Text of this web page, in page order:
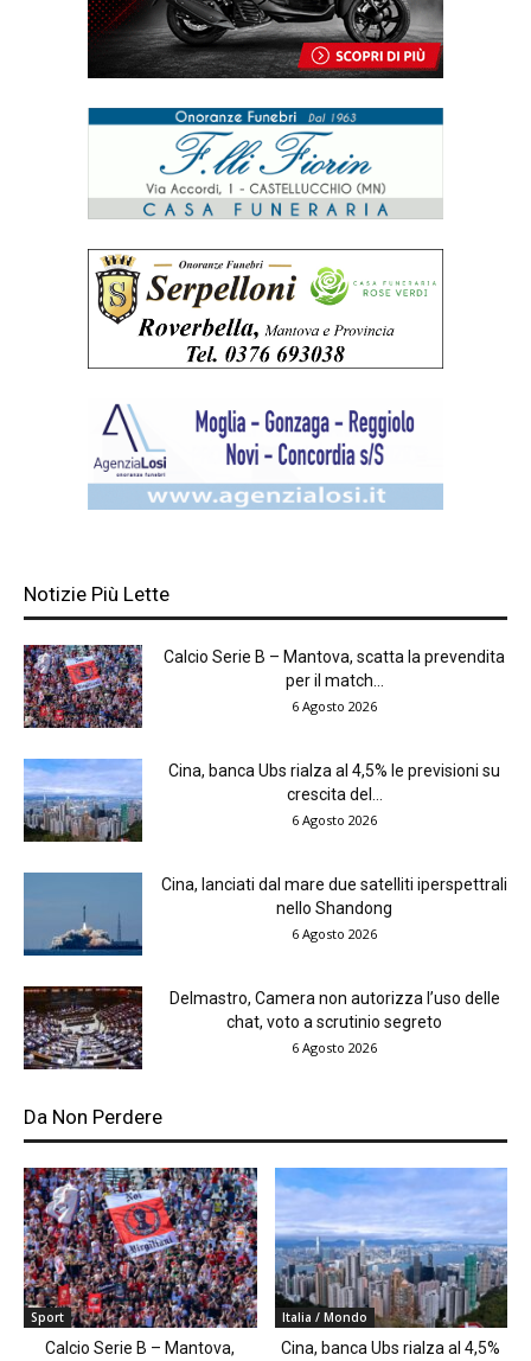
Notizie Più Lette
Calcio Serie B – Mantova, scatta la prevendita
per il match...
6 Agosto 2026
Cina, banca Ubs rialza al 4,5% le previsioni su
crescita del...
6 Agosto 2026
Cina, lanciati dal mare due satelliti iperspettrali
nello Shandong
6 Agosto 2026
Delmastro, Camera non autorizza l’uso delle
chat, voto a scrutinio segreto
6 Agosto 2026
Da Non Perdere
Sport
Calcio Serie B – Mantova,
Italia / Mondo
Cina, banca Ubs rialza al 4,5%